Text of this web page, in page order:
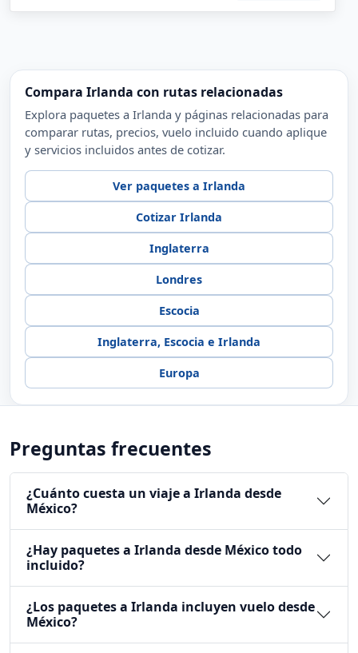
Compara Irlanda con rutas relacionadas
Explora paquetes a Irlanda y páginas relacionadas para
comparar rutas, precios, vuelo incluido cuando aplique
y servicios incluidos antes de cotizar.
Ver paquetes a Irlanda
Cotizar Irlanda
Inglaterra
Londres
Escocia
Inglaterra, Escocia e Irlanda
Europa
Preguntas frecuentes
¿Cuánto cuesta un viaje a Irlanda desde
México?
¿Hay paquetes a Irlanda desde México todo
incluido?
¿Los paquetes a Irlanda incluyen vuelo desde
México?